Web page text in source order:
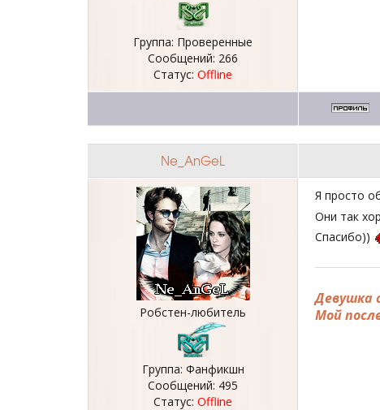
Группа: Проверенные
Сообщений: 266
Статус: Offline
Ne_AnGeL
Робстен-любитель
Группа: Фанфикшн
Сообщений: 495
Статус: Offline
Я просто
Они так
Спасибо))
Девушка
Мой